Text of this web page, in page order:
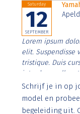
Saturday
12
SEPTEMBER
Lorem ipsum
elit. Suspendisse
tristique. Duis
interdum nulla,
Aenean faucibus
imperdiet. Nunc
Schrijf je in op
model en
begeleiding uit.